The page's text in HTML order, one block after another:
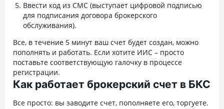
Ввести код из СМС (выступает цифровой подписью
для подписания договора брокерского
обслуживания).
Все, в течение 5 минут ваш счет будет создан, можно
пополнять и работать. Если хотите ИИС – просто
поставьте соответствующую галочку в процессе
регистрации.
Как работает брокерский счет в БКС
Все просто: вы заводите счет, пополняете его, торгуете.